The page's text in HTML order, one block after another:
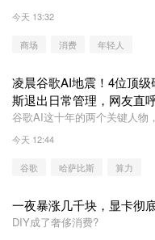
今天 13:32
商场 消费 年轻人
凌晨谷歌AI地震！4位顶
斯退出日常管理，网友直
谷歌AI这十年的两个关键人物
个退到了幕后。
今天 12:44
谷歌 哈萨比斯 算力
一夜暴涨几千块，显卡彻
DIY成了奢侈消费?